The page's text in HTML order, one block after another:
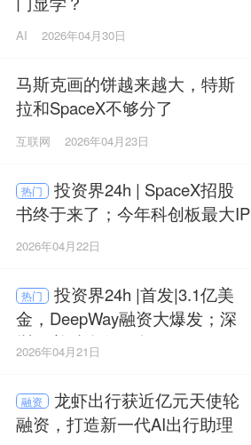
AI 2026年04月30日
马斯克画的饼越来越大，特斯
拉和SpaceX不够分了
互联网 2026年04月23日
热门
投资界24h | SpaceX招股
书终于来了；今年科创板最大IP
O敲钟；政府投资项目终身负责
2026年04月22日
热门
投资界24h |首发|3.1亿美
金，DeepWay融资大爆发；深
圳VC迎来超级回报；200亿，北
2026年04月21日
融资
龙虾出行获近亿元天使轮
融资，打造新一代AI出行助理